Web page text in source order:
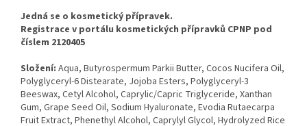
Jedná se o kosmetický přípravek.
Registrace v portálu kosmetických přípravků CPNP pod
číslem 2120405
Složení: Aqua, Butyrospermum Parkii Butter, Cocos Nucifera Oil,
Polyglyceryl-6 Distearate, Jojoba Esters, Polyglyceryl-3
Beeswax, Cetyl Alcohol, Caprylic/Capric Triglyceride, Xanthan
Gum, Grape Seed Oil, Sodium Hyaluronate, Evodia Rutaecarpa
Fruit Extract, Phenethyl Alcohol, Caprylyl Glycol, Hydrolyzed Rice